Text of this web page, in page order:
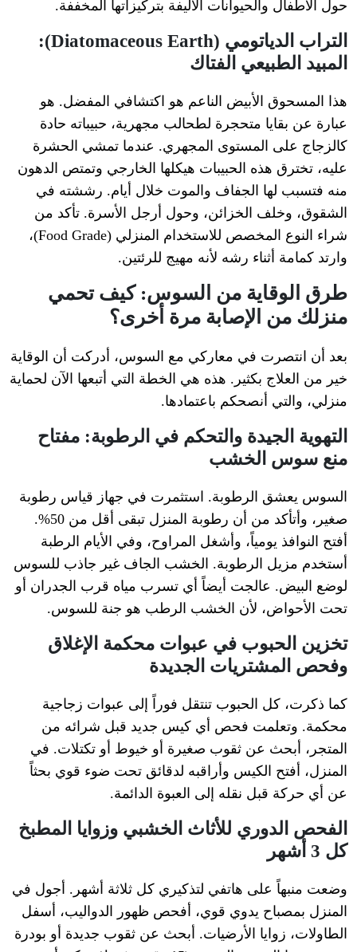
حول الأطفال والحيوانات الأليفة بتركيزاتها المخففة.
التراب الدياتومي (Diatomaceous Earth):
المبيد الطبيعي الفتاك
هذا المسحوق الأبيض الناعم هو اكتشافي المفضل. هو
عبارة عن بقايا متحجرة لطحالب مجهرية، حبيباته حادة
كالزجاج على المستوى المجهري. عندما تمشي الحشرة
عليه، تخترق هذه الحبيبات هيكلها الخارجي وتمتص الدهون
منه فتسبب لها الجفاف والموت خلال أيام. رششته في
الشقوق، وخلف الخزائن، وحول أرجل الأسرة. تأكد من
شراء النوع المخصص للاستخدام المنزلي (Food Grade)،
وارتد كمامة أثناء رشه لأنه مهيج للرئتين.
طرق الوقاية من السوس: كيف تحمي
منزلك من الإصابة مرة أخرى؟
بعد أن انتصرت في معاركي مع السوس، أدركت أن الوقاية
خير من العلاج بكثير. هذه هي الخطة التي أتبعها الآن لحماية
منزلي، والتي أنصحكم باعتمادها.
التهوية الجيدة والتحكم في الرطوبة: مفتاح
منع سوس الخشب
السوس يعشق الرطوبة. استثمرت في جهاز قياس رطوبة
صغير، وأتأكد من أن رطوبة المنزل تبقى أقل من 50%.
أفتح النوافذ يومياً، وأشغل المراوح، وفي الأيام الرطبة
أستخدم مزيل الرطوبة. الخشب الجاف غير جاذب للسوس
لوضع البيض. عالجت أيضاً أي تسرب مياه قرب الجدران أو
تحت الأحواض، لأن الخشب الرطب هو جنة للسوس.
تخزين الحبوب في عبوات محكمة الإغلاق
وفحص المشتريات الجديدة
كما ذكرت، كل الحبوب تنتقل فوراً إلى عبوات زجاجية
محكمة. وتعلمت فحص أي كيس جديد قبل شرائه من
المتجر، أبحث عن ثقوب صغيرة أو خيوط أو تكتلات. في
المنزل، أفتح الكيس وأراقبه لدقائق تحت ضوء قوي بحثاً
عن أي حركة قبل نقله إلى العبوة الدائمة.
الفحص الدوري للأثاث الخشبي وزوايا المطبخ
كل 3 أشهر
وضعت منبهاً على هاتفي لتذكيري كل ثلاثة أشهر. أجول في
المنزل بمصباح يدوي قوي، أفحص ظهور الدواليب، أسفل
الطاولات، زوايا الأرضيات. أبحث عن ثقوب جديدة أو بودرة